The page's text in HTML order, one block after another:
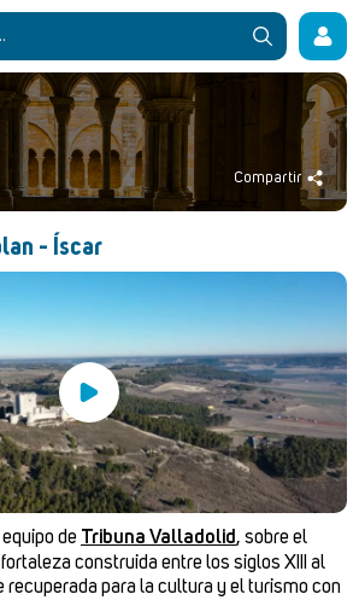
Compartir
- Íscar
de Tribuna Valladolid, sobre el
construida entre los siglos XIII al
recuperada para la cultura y el turismo con